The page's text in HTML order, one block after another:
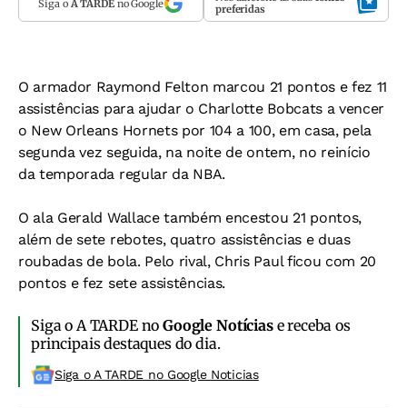
Siga o A TARDEno Google
preferidas
O armador Raymond Felton marcou 21 pontos e fez 11
assistências para ajudar o Charlotte Bobcats a vencer
o New Orleans Hornets por 104 a 100, em casa, pela
segunda vez seguida, na noite de ontem, no reinício
da temporada regular da NBA.
O ala Gerald Wallace também encestou 21 pontos,
além de sete rebotes, quatro assistências e duas
roubadas de bola. Pelo rival, Chris Paul ficou com 20
pontos e fez sete assistências.
Siga o A TARDE noGoogle Notíciase receba os
principais destaques do dia.
Siga o A TARDE no Google Noticias